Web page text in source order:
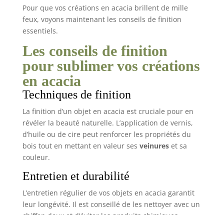
Pour que vos créations en acacia brillent de mille
feux, voyons maintenant les conseils de finition
essentiels.
Les conseils de finition
pour sublimer vos créations
en acacia
Techniques de finition
La finition d’un objet en acacia est cruciale pour en
révéler la beauté naturelle. L’application de vernis,
d’huile ou de cire peut renforcer les propriétés du
bois tout en mettant en valeur ses veinureset sa
couleur.
Entretien et durabilité
L’entretien régulier de vos objets en acacia garantit
leur longévité. Il est conseillé de les nettoyer avec un